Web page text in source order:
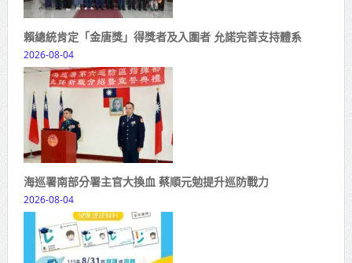
賴總統肯定「金唐獎」得獎者及入圍者 允諾完善支持體系
2026-08-04
海巡署南部分署主官大換血 蔡順元勉提升巡防戰力
2026-08-04